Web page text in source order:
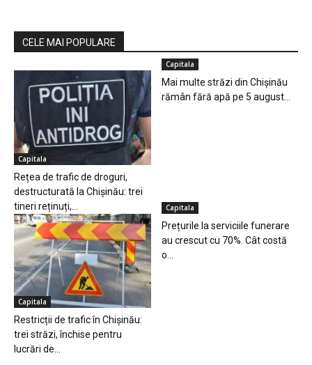
CELE MAI POPULARE
Capitala
Rețea de trafic de droguri,
destructurată la Chișinău: trei
tineri reținuți,...
Capitala
Mai multe străzi din Chișinău
rămân fără apă pe 5 august...
Capitala
Restricții de trafic în Chișinău:
trei străzi, închise pentru
lucrări de...
Capitala
Prețurile la serviciile funerare
au crescut cu 70%. Cât costă
o...